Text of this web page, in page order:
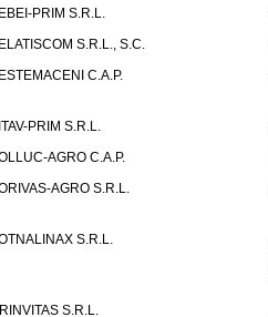
PRIM S.R.L.
S.R.L., S.C.
C.A.P.
PRIM S.R.L.
AGRO C.A.P.
AGRO S.R.L.
S.R.L.
S.R.L.